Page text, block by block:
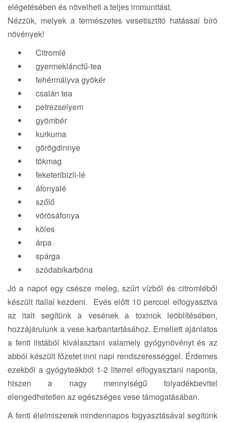
elégetésében és növelheti a teljes immunitást.
Nézzük, melyek a természetes vesetisztító hatással bíró
növények!
Citromlé
gyermekláncfű-tea
fehérmályva gyökér
csalán tea
petrezselyem
gyömbér
kurkuma
görögdinnye
tökmag
feketeribizli-lé
áfonyalé
szőlő
vörösáfonya
köles
árpa
spárga
szódabikarbóna
Jó a napot egy csésze meleg, szűrt vízből és citromléből
készült itallal kezdeni. Evés előtt 10 perccel elfogyasztva
az italt segítünk a vesének a toxinok leöblítésében,
hozzájárulunk a vese karbantartásához. Emellett ajánlatos
a fenti listából kiválasztani valamely gyógynövényt és az
abból készült főzetet inni napi rendszerességgel. Érdemes
ezekből a gyógyteákból 1-2 literrel elfogyasztani naponta,
hiszen a nagy mennyiségű folyadékbevitel
elengedhetetlen az egészséges vese támogatásában.
A fenti élelmiszerek mindennapos fogyasztásával segítünk